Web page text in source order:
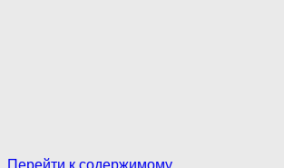
Перейти к содержимому